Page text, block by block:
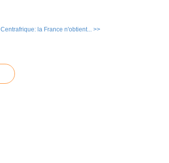
Centrafrique: la France n'obtient... >>